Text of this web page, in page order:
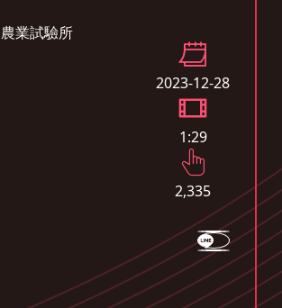
農業試驗所
2023-12-28
1:29
2,335